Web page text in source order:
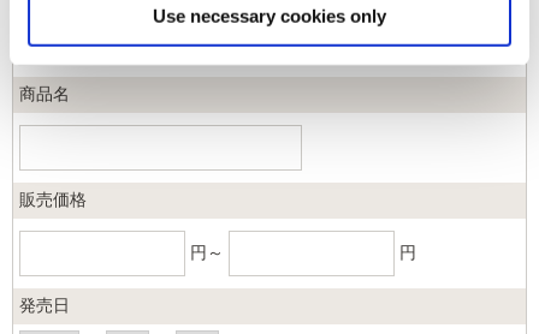
Use necessary cookies only
商品名
販売価格
円～ 円
発売日